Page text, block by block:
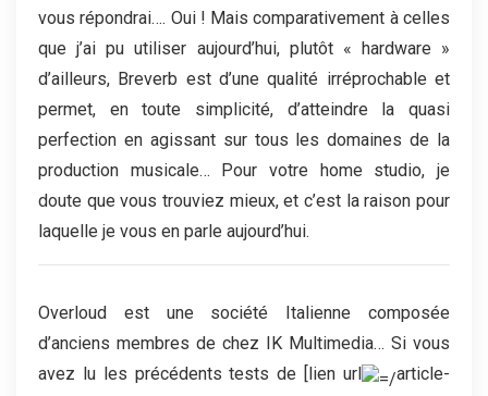
vous répondrai…. Oui ! Mais comparativement à celles
que j’ai pu utiliser aujourd’hui, plutôt « hardware »
d’ailleurs, Breverb est d’une qualité irréprochable et
permet, en toute simplicité, d’atteindre la quasi
perfection en agissant sur tous les domaines de la
production musicale… Pour votre home studio, je
doute que vous trouviez mieux, et c’est la raison pour
laquelle je vous en parle aujourd’hui.
Overloud est une société Italienne composée
d’anciens membres de chez IK Multimedia… Si vous
avez lu les précédents tests de [lien url
article-